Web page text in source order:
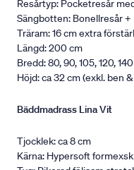
Resårtyp: Pocketresår
Sängbotten: Bonellresår
Träram: 16 cm extra
Längd: 200 cm
Bredd: 80, 90, 105, 120,
Höjd: ca 32 cm (exkl. ben
Bäddmadrass Lina Vit
Tjocklek: ca 8 cm
Kärna: Hypersoft